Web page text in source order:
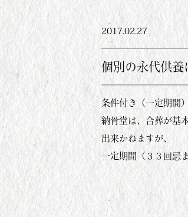
2017.02.27
個別の永代供養
条件付き（一定期間
納骨堂は、合葬が基
出来かねますが、
一定期間（３３回忌